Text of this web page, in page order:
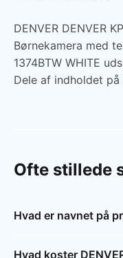
DENVER DENVER
Børnekamera med
1374BTW WHITE
Dele af indholdet
Ofte stillede
Hvad er navnet på
Hvad koster